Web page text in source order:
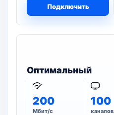
Подключить
Оптимальный
200
Мбит/с
100
каналов